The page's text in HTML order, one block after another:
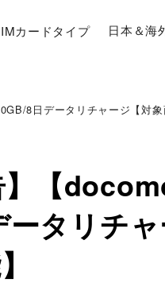
カードタイプ 日本＆海
8日データリチャージ【対
】【
タリチ